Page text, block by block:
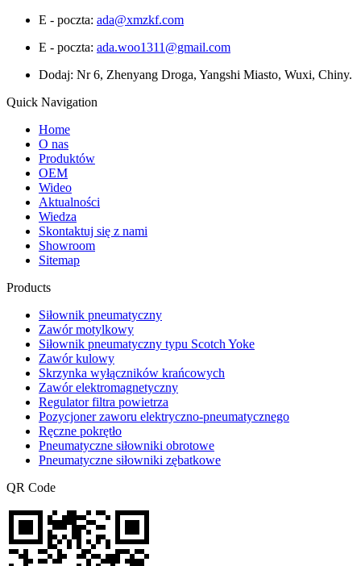
E - poczta: ada@xmzkf.com
E - poczta: ada.woo1311@gmail.com
Dodaj: Nr 6, Zhenyang Droga, Yangshi Miasto, Wuxi, Chiny.
Quick Navigation
Home
O nas
Produktów
OEM
Wideo
Aktualności
Wiedza
Skontaktuj się z nami
Showroom
Sitemap
Products
Siłownik pneumatyczny
Zawór motylkowy
Siłownik pneumatyczny typu Scotch Yoke
Zawór kulowy
Skrzynka wyłączników krańcowych
Zawór elektromagnetyczny
Regulator filtra powietrza
Pozycjoner zaworu elektryczno-pneumatycznego
Ręczne pokrętło
Pneumatyczne siłowniki obrotowe
Pneumatyczne siłowniki zębatkowe
QR Code